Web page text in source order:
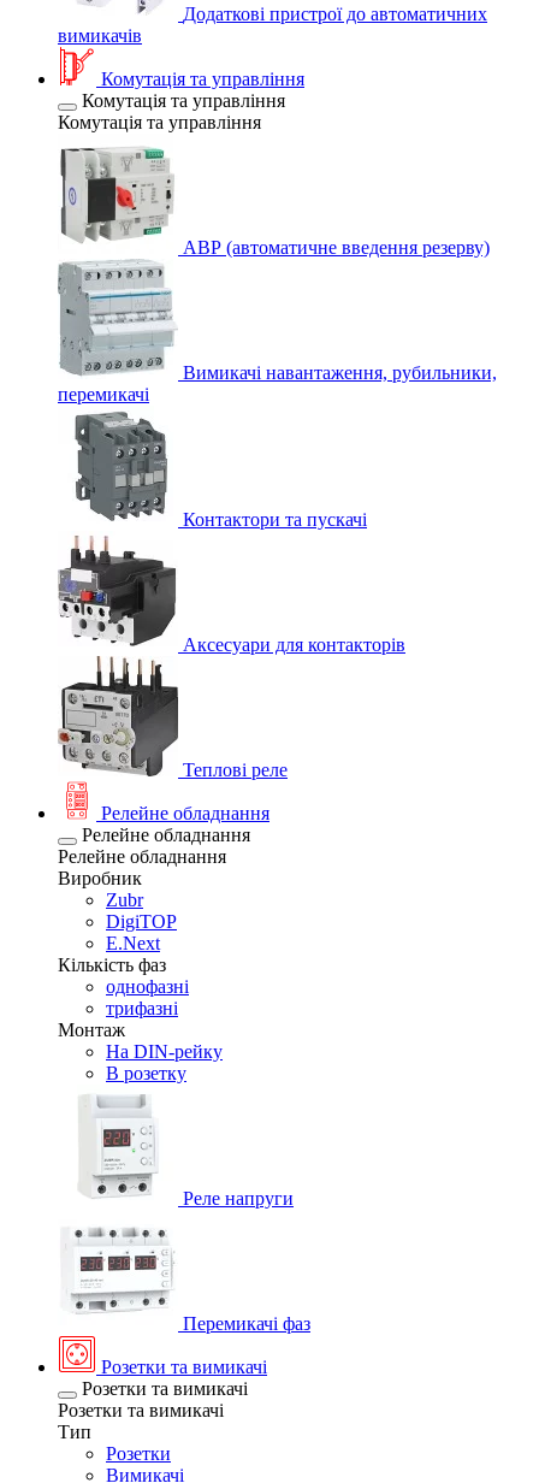
Додаткові пристрої до автоматичних
вимикачів
Комутація та управління
Комутація та управління
Комутація та управління
АВР (автоматичне введення резерву)
Вимикачі навантаження, рубильники,
перемикачі
Контактори та пускачі
Аксесуари для контакторів
Теплові реле
Релейне обладнання
Релейне обладнання
Релейне обладнання
Виробник
Zubr
DigiTOP
E.Next
Кількість фаз
однофазні
трифазні
Монтаж
На DIN-рейку
В розетку
Реле напруги
Перемикачі фаз
Розетки та вимикачі
Розетки та вимикачі
Розетки та вимикачі
Тип
Розетки
Вимикачі